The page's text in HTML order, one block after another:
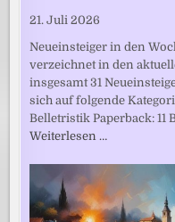
21. Juli 2026
Neueinsteiger in den
verzeichnet in den
insgesamt 31
sich auf folgende
Belletristik Paperback:
Weiterlesen …